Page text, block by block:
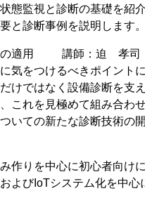
態監視と診断の基礎を紹介
と診断事例を説明します。
の適用 講師：迫 孝司（
気をつけるべきポイント
けではなく設備診断を支
これを見極めて組み合わ
いての新たな診断技術の
作りを中心に初心者向け
よびIoTシステム化を中心